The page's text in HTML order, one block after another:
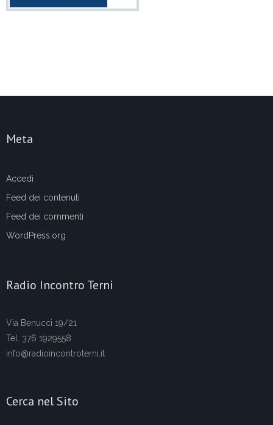
Meta
Accedi
Feed dei contenuti
Feed dei commenti
WordPress.org
Radio Incontro Terni
Via Benucci 19/21
Tel. 376 1929558
info@radioincontroterni.it
Cerca nel Sito